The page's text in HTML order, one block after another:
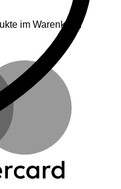
im Warenkorb.